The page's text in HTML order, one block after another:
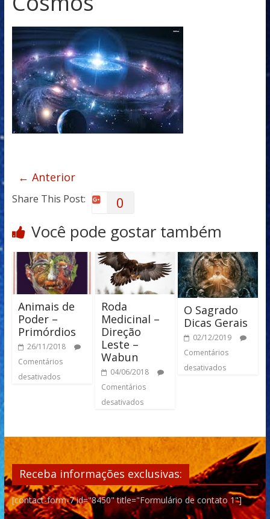
← Anterior
Share This Post: 0
Você pode gostar também
Animais de
Poder –
Primórdios
26/11/2018
Comentários
desativados
Roda
Medicinal –
Direção
Leste –
Wabun
04/06/2018
Comentários
desativados
O Sagrado
Dicas Gerais
02/12/2019
Comentários
desativados
Receba informações exclusivas:
[contact-form-7 id="8450" title="Formulário de contato 1"]